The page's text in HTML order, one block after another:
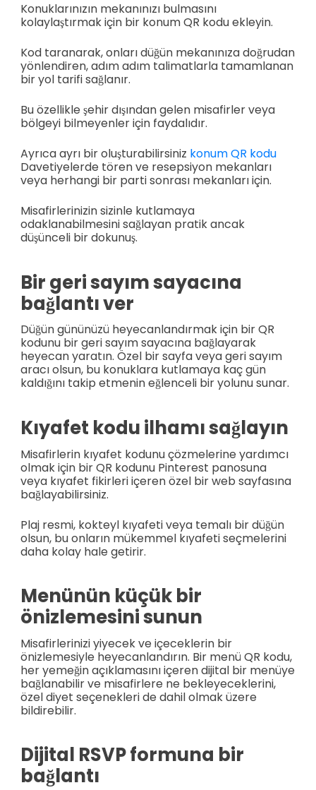
Konuklarınızın mekanınızı bulmasını
kolaylaştırmak için bir konum QR kodu ekleyin.
Kod taranarak, onları düğün mekanınıza doğrudan
yönlendiren, adım adım talimatlarla tamamlanan
bir yol tarifi sağlanır.
Bu özellikle şehir dışından gelen misafirler veya
bölgeyi bilmeyenler için faydalıdır.
Ayrıca ayrı bir oluşturabilirsiniz konum QR kodu
Davetiyelerde tören ve resepsiyon mekanları
veya herhangi bir parti sonrası mekanları için.
Misafirlerinizin sizinle kutlamaya
odaklanabilmesini sağlayan pratik ancak
düşünceli bir dokunuş.
Bir geri sayım sayacına
bağlantı ver
Düğün gününüzü heyecanlandırmak için bir QR
kodunu bir geri sayım sayacına bağlayarak
heyecan yaratın. Özel bir sayfa veya geri sayım
aracı olsun, bu konuklara kutlamaya kaç gün
kaldığını takip etmenin eğlenceli bir yolunu sunar.
Kıyafet kodu ilhamı sağlayın
Misafirlerin kıyafet kodunu çözmelerine yardımcı
olmak için bir QR kodunu Pinterest panosuna
veya kıyafet fikirleri içeren özel bir web sayfasına
bağlayabilirsiniz.
Plaj resmi, kokteyl kıyafeti veya temalı bir düğün
olsun, bu onların mükemmel kıyafeti seçmelerini
daha kolay hale getirir.
Menünün küçük bir
önizlemesini sunun
Misafirlerinizi yiyecek ve içeceklerin bir
önizlemesiyle heyecanlandırın. Bir menü QR kodu,
her yemeğin açıklamasını içeren dijital bir menüye
bağlanabilir ve misafirlere ne bekleyeceklerini,
özel diyet seçenekleri de dahil olmak üzere
bildirebilir.
Dijital RSVP formuna bir
bağlantı